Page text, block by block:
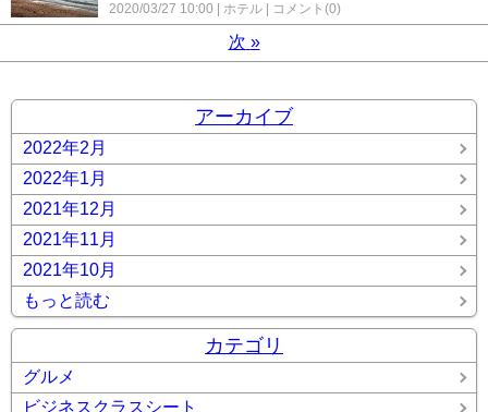
2020/03/27 10:00 ホテル コメント(0)
次 »
アーカイブ
2022年2月
2022年1月
2021年12月
2021年11月
2021年10月
もっと読む
カテゴリ
グルメ
ビジネスクラスシート